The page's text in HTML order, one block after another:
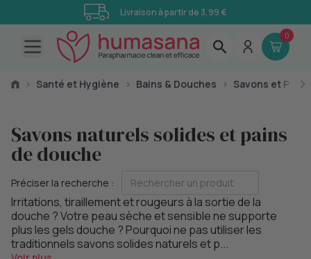
Livraison à partir de 3,99 €
Open main menu
0
› Santé et Hygiène › Bains & Douches › Savons et Pains
Savons naturels solides et pains
de douche
Préciser la recherche :
Irritations, tiraillement et rougeurs à la sortie de la
douche ? Votre peau sèche et sensible ne supporte
plus les gels douche ? Pourquoi ne pas utiliser les
traditionnels savons solides naturels et p...